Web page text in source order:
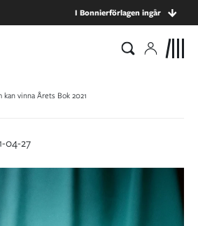
I Bonnierförlagen ingår
kan vinna Årets Bok 2021
04-27